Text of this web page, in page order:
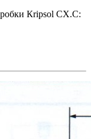
Кripsol СХ.С: